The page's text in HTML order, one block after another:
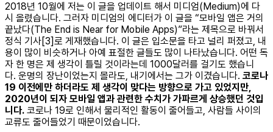
2018년 10월에 저는 이 글을 업데이트 해서 미디엄(Medium)에 다
시 올렸습니다. 그러자 미디엄의 에디터가 이 글을 “모바일 앱은 거의
끝났다(The End is Near for Mobile Apps)”라는 제목으로 바꿔서
정식 기사[3]로 게재했습니다. 이 글은 입소문을 타고 널리 퍼졌고, 내
용이 많이 비슷하거나 아예 표절한 글들도 많이 나타났습니다. 어떤 독
자 한 명은 제 생각이 틀릴 것이라는데 1000달러를 걸기도 했습니
다. 운명의 장난이었는지 몰라도, 내기에서는 그가 이겼습니다. 코로나
19 이전에만 하더라도 제 생각이 맞다는 방향으로 가고 있었지만,
2020년이 되자 모바일 앱과 관련한 수치가 가파르게 상승했던 것입
니다. 코로나 19로 인해서 물리적인 활동이 줄어들고, 사람들 사이의
교류도 줄어들었기 때문이었습니다.